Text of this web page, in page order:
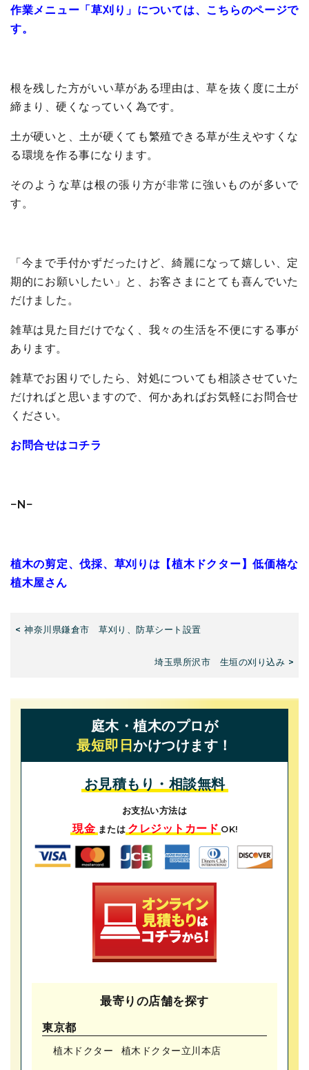
作業メニュー「草刈り」については、こちらのページで
す。
根を残した方がいい草がある理由は、草を抜く度に土が
締まり、硬くなっていく為です。
土が硬いと、土が硬くても繁殖できる草が生えやすくな
る環境を作る事になります。
そのような草は根の張り方が非常に強いものが多いで
す。
「今まで手付かずだったけど、綺麗になって嬉しい、定
期的にお願いしたい」と、お客さまにとても喜んでいた
だけました。
雑草は見た目だけでなく、我々の生活を不便にする事が
あります。
雑草でお困りでしたら、対処についても相談させていた
だければと思いますので、何かあればお気軽にお問合せ
ください。
お問合せはコチラ
−N−
植木の剪定、伐採、草刈りは【植木ドクター】低価格な
植木屋さん
< 神奈川県鎌倉市 草刈り、防草シート設置
埼玉県所沢市 生垣の刈り込み >
庭木・植木のプロが
最短即日かけつけます！
お見積もり・相談無料
お支払い方法は
現金 または クレジットカード OK!
最寄りの店舗を探す
東京都
植木ドクター 植木ドクター⽴川本店